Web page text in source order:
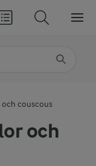
och
couscous